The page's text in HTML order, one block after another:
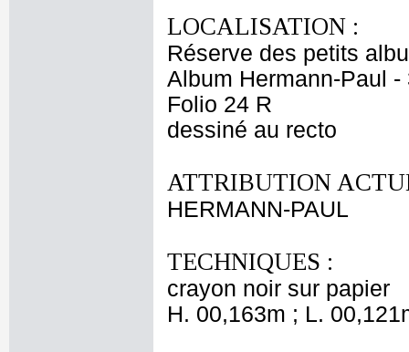
LOCALISATION :
Réserve des petits
Album Hermann-Paul -
Folio 24 R
dessiné au recto
ATTRIBUTION
HERMANN-PAUL
TECHNIQUES :
crayon noir sur papier
H. 00,163m ; L.